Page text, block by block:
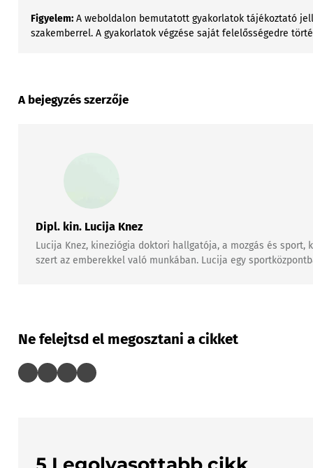
Figyelem: A weboldalon bemutatott gyakorlatok tájékoztató
szakemberrel. A gyakorlatok végzése saját felelősségedre
A bejegyzés szerzője
Dipl. kin. Lucija Knez
Lucija Knez, kineziógia doktori hallgatója, a mozgás és
szert az emberekkel való munkában. Lucija egy
Ne felejtsd el megosztani a cikket